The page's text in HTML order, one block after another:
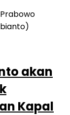
akan
Kapal